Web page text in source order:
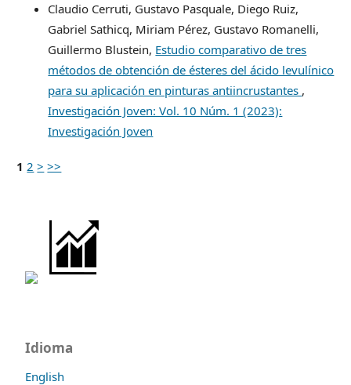
Claudio Cerruti, Gustavo Pasquale, Diego Ruiz,
Gabriel Sathicq, Miriam Pérez, Gustavo Romanelli,
Guillermo Blustein, Estudio comparativo de tres
métodos de obtención de ésteres del ácido levulínico
para su aplicación en pinturas antiincrustantes ,
Investigación Joven: Vol. 10 Núm. 1 (2023):
Investigación Joven
1 2 > >>
Idioma
English